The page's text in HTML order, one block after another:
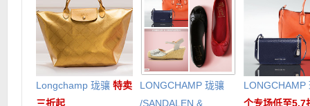
Longchamp 珑骧 特卖
三折起
LONGCHAMP 珑骧
/SANDALEN &
个专场低至5.7